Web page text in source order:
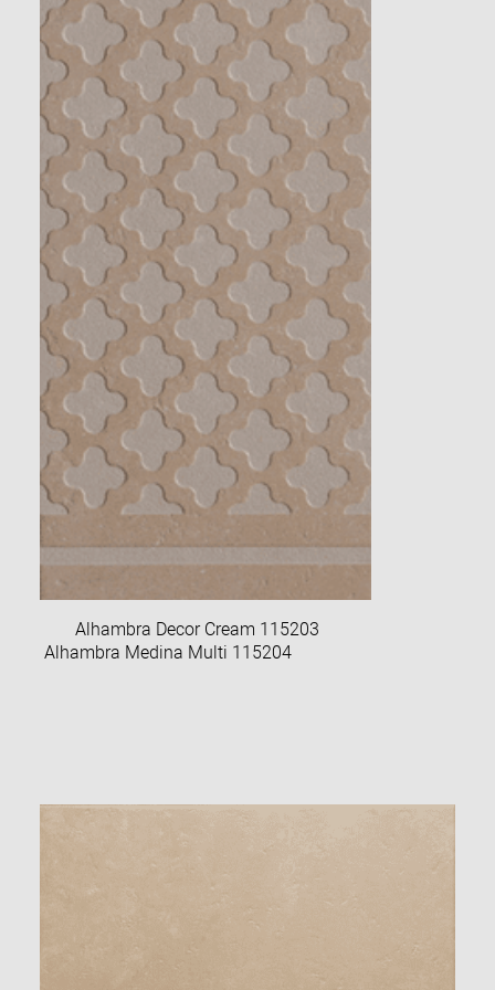
Alhambra Decor Cream 115203
Alhambra Medina Multi 115204